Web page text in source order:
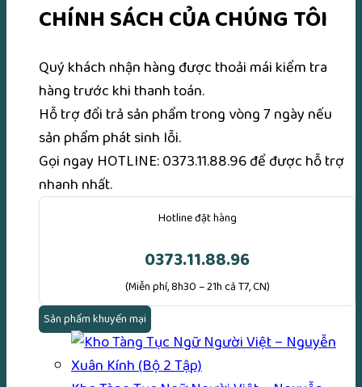
CHÍNH SÁCH CỦA CHÚNG TÔI
Quý khách nhận hàng được thoải mái kiểm tra
hàng trước khi thanh toán.
Hỗ trợ đổi trả sản phẩm trong vòng 7 ngày nếu
sản phẩm phát sinh lỗi.
Gọi ngay HOTLINE: 0373.11.88.96để được hỗ trợ
nhanh nhất.
Hotline đặt hàng
0373.11.88.96
(Miễn phí, 8h30 – 21h cả T7, CN)
Sản phẩm khuyến mại